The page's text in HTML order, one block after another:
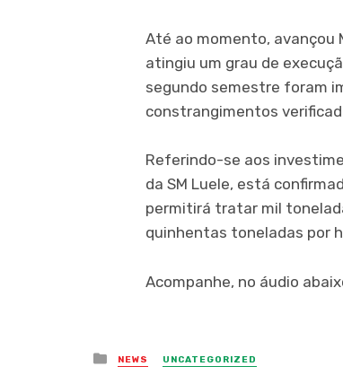
Até ao momento, avançou
atingiu um grau de
segundo semestre foram
constrangimentos
Referindo-se aos
da SM Luele, está
permitirá tratar mil
quinhentas toneladas por
Acompanhe, no áudio
Posted
in
NEWS UNCATEGORIZED